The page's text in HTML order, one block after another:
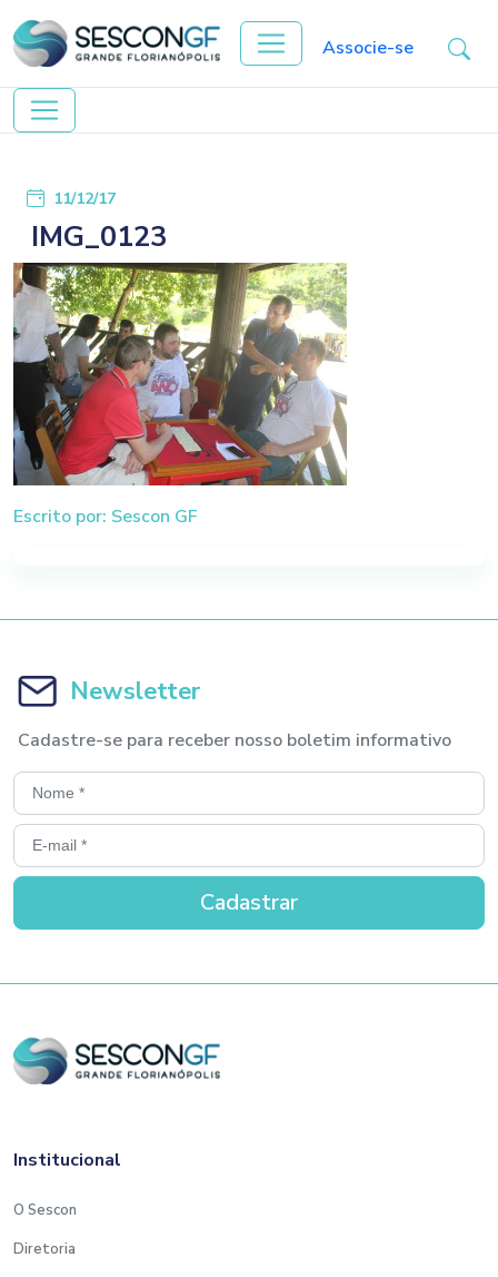
Associe-se
11/12/17
IMG_0123
Escrito por: Sescon GF
Newsletter
Cadastre-se para receber nosso boletim informativo
Institucional
O Sescon
Diretoria